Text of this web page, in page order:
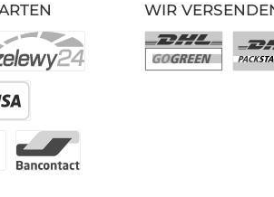
WIR